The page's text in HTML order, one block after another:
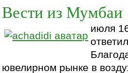
Вести из Мумбаи
июля
ювелирном рынке в